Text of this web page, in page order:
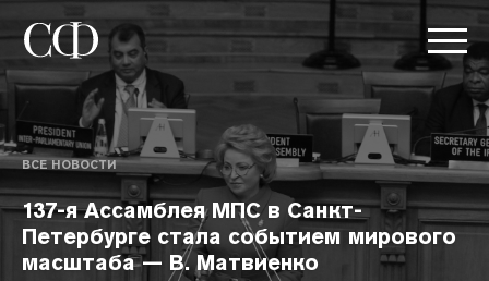
ВСЕ НОВОСТИ
137-я Ассамблея МПС в Санкт-
Петербурге стала событием мирового
масштаба — В. Матвиенко